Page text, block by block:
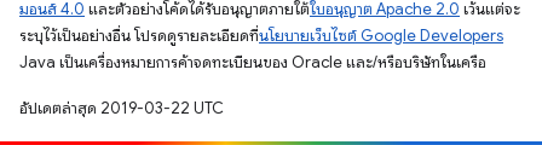
มอนส์ 4.0 และตัวอย่างโค้ดได้รับอนุญาตภายใต้ใบอนุญาต Apache 2.0 เว้นแต่จะ
ระบุไว้เป็นอย่างอื่น โปรดดูรายละเอียดที่นโยบายเว็บไซต์ Google Developers
Java เป็นเครื่องหมายการค้าจดทะเบียนของ Oracle และ/หรือบริษัทในเครือ
อัปเดตล่าสุด 2019-03-22 UTC